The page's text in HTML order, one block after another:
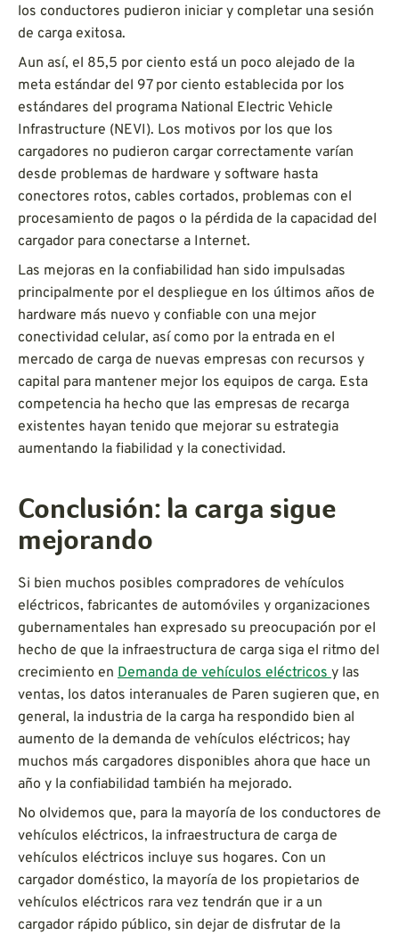
los conductores pudieron iniciar y completar una sesión
de carga exitosa.
Aun así, el 85,5 por ciento está un poco alejado de la
meta estándar del 97 por ciento establecida por los
estándares del programa National Electric Vehicle
Infrastructure (NEVI). Los motivos por los que los
cargadores no pudieron cargar correctamente varían
desde problemas de hardware y software hasta
conectores rotos, cables cortados, problemas con el
procesamiento de pagos o la pérdida de la capacidad del
cargador para conectarse a Internet.
Las mejoras en la confiabilidad han sido impulsadas
principalmente por el despliegue en los últimos años de
hardware más nuevo y confiable con una mejor
conectividad celular, así como por la entrada en el
mercado de carga de nuevas empresas con recursos y
capital para mantener mejor los equipos de carga. Esta
competencia ha hecho que las empresas de recarga
existentes hayan tenido que mejorar su estrategia
aumentando la fiabilidad y la conectividad.
Conclusión: la carga sigue
mejorando
Si bien muchos posibles compradores de vehículos
eléctricos, fabricantes de automóviles y organizaciones
gubernamentales han expresado su preocupación por el
hecho de que la infraestructura de carga siga el ritmo del
crecimiento en Demanda de vehículos eléctricos y las
ventas, los datos interanuales de Paren sugieren que, en
general, la industria de la carga ha respondido bien al
aumento de la demanda de vehículos eléctricos; hay
muchos más cargadores disponibles ahora que hace un
año y la confiabilidad también ha mejorado.
No olvidemos que, para la mayoría de los conductores de
vehículos eléctricos, la infraestructura de carga de
vehículos eléctricos incluye sus hogares. Con un
cargador doméstico, la mayoría de los propietarios de
vehículos eléctricos rara vez tendrán que ir a un
cargador rápido público, sin dejar de disfrutar de la